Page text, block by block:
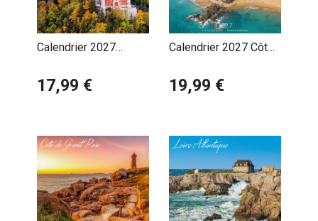
Calendrier 2027
Monde
17,99 €
Calendrier 2027 Côte
19,99 €